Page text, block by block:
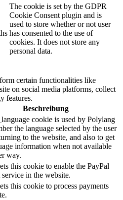
The cookie is set by the GDPR
Cookie Consent plugin and is
used to store whether or not user
has consented to the use of
cookies. It does not store any
personal data.
certain functionalities like
on social media platforms, collect
features.
Beschreibung
cookie is used by Polylang
the language selected by the user
to the website, and also to get
information when not available
way.
this cookie to enable the PayPal
in the website.
this cookie to process payments